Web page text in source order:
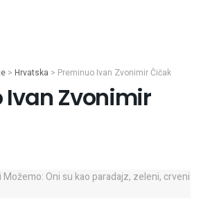
> Hrvatska > Preminuo Ivan Zvonimir Čičak
Ivan Zvonimir